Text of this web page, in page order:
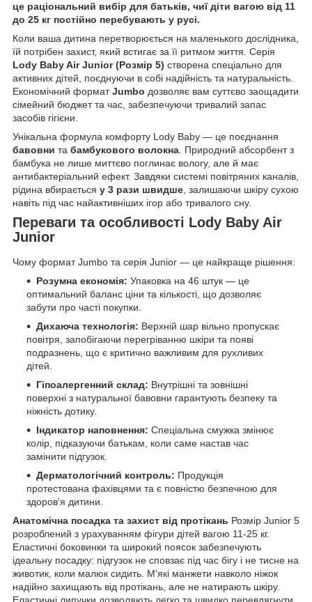
це раціональний вибір для батьків, чиї діти вагою від 11
до 25 кг постійно перебувають у русі.
Коли ваша дитина перетворюється на маленького дослідника,
їй потрібен захист, який встигає за її ритмом життя. Серія
Lody Baby Air Junior (Розмір 5) створена спеціально для
активних дітей, поєднуючи в собі надійність та натуральність.
Економічний форматJumbo дозволяє вам суттєво заощадити
сімейний бюджет та час, забезпечуючи тривалий запас
засобів гігієни.
Унікальна формула комфорту Lody Baby — це поєднання
бавовни та бамбукового волокна. Природний абсорбент з
бамбука не лише миттєво поглинає вологу, але й має
антибактеріальний ефект. Завдяки системі повітряних каналів,
рідина вбирається у 3 рази швидше, залишаючи шкіру сухою
навіть під час найактивніших ігор або тривалого сну.
Переваги та особливості Lody Baby Air
Junior
Чому формат Jumbo та серія Junior — це найкраще рішення:
Розумна економія: Упаковка на 46 штук — це
оптимальний баланс ціни та кількості, що дозволяє
забути про часті покупки.
Дихаюча технологія: Верхній шар вільно пропускає
повітря, запобігаючи перегріванню шкіри та появі
подразнень, що є критично важливим для рухливих
дітей.
Гіпоалергенний склад: Внутрішні та зовнішні
поверхні з натуральної бавовни гарантують безпеку та
ніжність дотику.
Індикатор наповнення: Спеціальна смужка змінює
колір, підказуючи батькам, коли саме настав час
замінити підгузок.
Дерматологічний контроль: Продукція
протестована фахівцями та є повністю безпечною для
здоров'я дитини.
Анатомічна посадка та захист від протікань Розмір Junior 5
розроблений з урахуванням фігури дітей вагою 11-25 кг.
Еластичні боковинки та широкий поясок забезпечують
ідеальну посадку: підгузок не сповзає під час бігу і не тисне на
животик, коли малюк сидить. М'які манжети навколо ніжок
надійно захищають від протікань, але не натирають шкіру.